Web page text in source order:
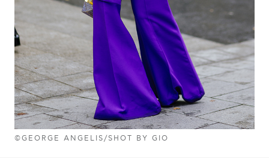
©GEORGE ANGELIS/SHOT BY GIO